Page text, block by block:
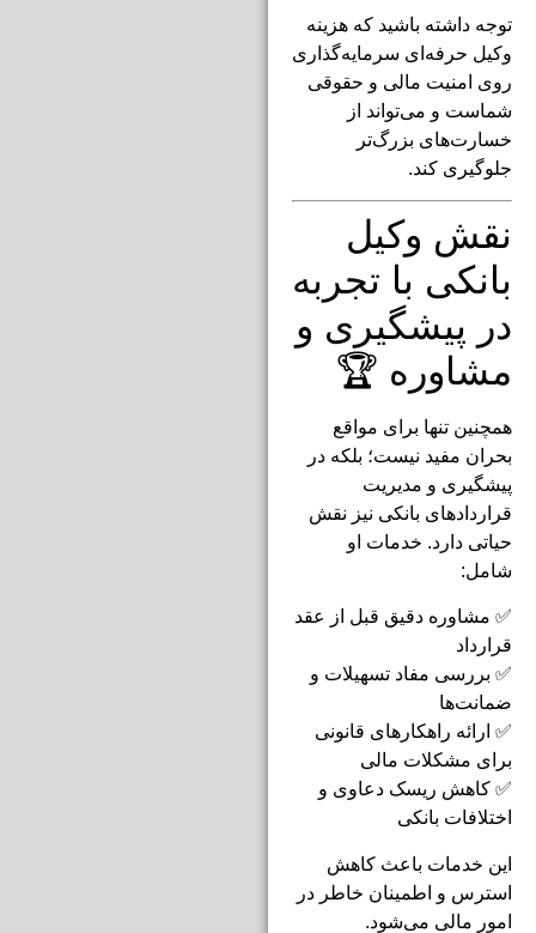
توجه داشته باشید که هزینه
وکیل حرفه‌ای سرمایه‌گذاری
روی امنیت مالی و حقوقی
شماست و می‌تواند از
خسارت‌های بزرگ‌تر
جلوگیری کند.
نقش وکیل
بانکی با تجربه
در پیشگیری و
مشاوره 🏆
همچنین تنها برای مواقع
بحران مفید نیست؛ بلکه در
پیشگیری و مدیریت
قراردادهای بانکی نیز نقش
حیاتی دارد. خدمات او
شامل:
✅ مشاوره دقیق قبل از عقد
قرارداد
✅ بررسی مفاد تسهیلات و
ضمانت‌ها
✅ ارائه راهکارهای قانونی
برای مشکلات مالی
✅ کاهش ریسک دعاوی و
اختلافات بانکی
این خدمات باعث کاهش
استرس و اطمینان خاطر در
امور مالی می‌شود.